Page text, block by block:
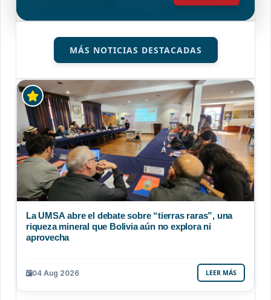
MÁS NOTICIAS DESTACADAS
La UMSA abre el debate sobre “tierras raras”, una
riqueza mineral que Bolivia aún no explora ni
aprovecha
04 Aug 2026 LEER MÁS